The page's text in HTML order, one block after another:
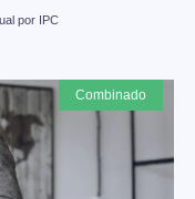
por IPC
combinado